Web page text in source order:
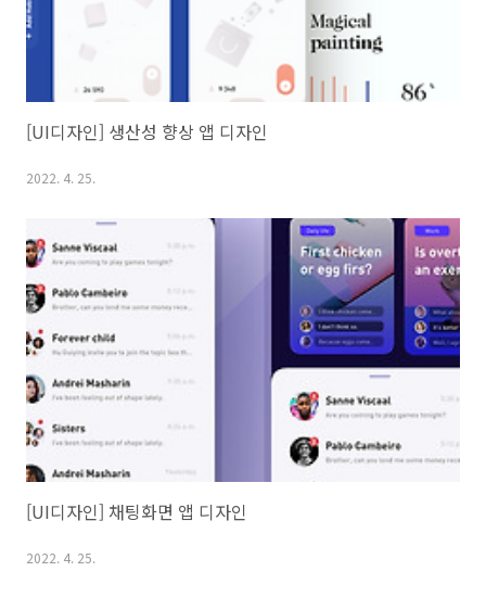
[UI디자인] 생산성 향상 앱 디자인
2022. 4. 25.
[UI디자인] 채팅화면 앱 디자인
2022. 4. 25.